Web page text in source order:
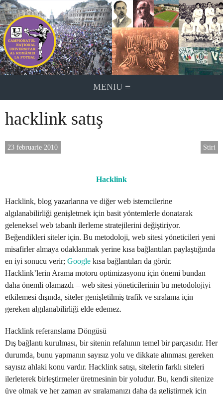
Skip
to
content
MENIU ≡
hacklink satış
Stiri
23 februarie 2010
Hacklink
Hacklink, blog yazarlarına ve diğer web istemcilerine
algılanabilirliği genişletmek için basit yöntemlerle donatarak
geleneksel web tabanlı ilerleme stratejilerini değiştiriyor.
Beğendikleri siteler için. Bu metodoloji, web sitesi yöneticileri yeni
misafirler almaya odaklanmak yerine kısa bağlantıları paylaştığında
en iyi sonucu verir; Google kısa bağlantıları da görür.
Hacklink’lerin Arama motoru optimizasyonu için önemi bundan
daha önemli olamazdı – web sitesi yöneticilerinin bu metodolojiyi
etkilemesi dışında, siteler genişletilmiş trafik ve sıralama için
gereken algılanabilirliği elde edemez.
Hacklink referanslama Döngüsü
Dış bağlantı kurulması, bir sitenin refahının temel bir parçasıdır. Her
durumda, bunu yapmanın sayısız yolu ve dikkate alınması gereken
sayısız ahlaki konu vardır. Hacklink satışı, sitelerin farklı siteleri
ilerleterek birleştirmeler üretmesinin bir yoludur. Bu, kendi sitenize
üye olmak ve her zaman av sıralamanızı daha da geliştirmek için